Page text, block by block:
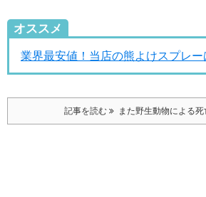
オススメ
業界最安値！当店の熊よけスプレー
記事を読む また野生動物による